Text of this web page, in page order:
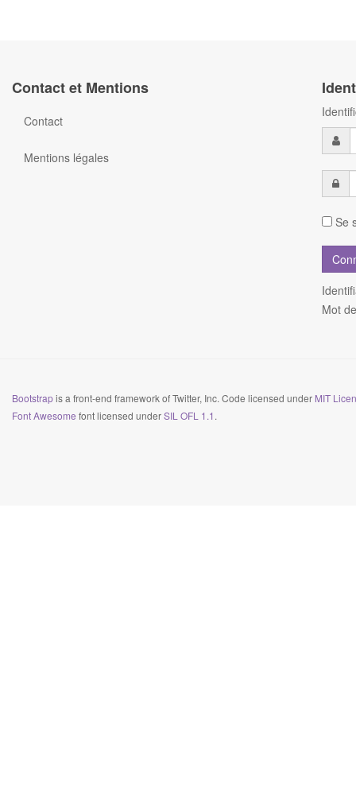
Contact et Mentions
Contact
Mentions légales
Se
Mot
Bootstrapis a front-end framework of Twitter, Inc. Code licensed under MIT
Font Awesome font licensed underSIL OFL 1.1 .